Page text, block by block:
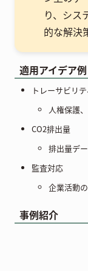
り、シス
的な解決
適用アイデア例
トレーサビリテ
人権保護
CO2排出量
排出量デ
監査対応
企業活動
事例紹介